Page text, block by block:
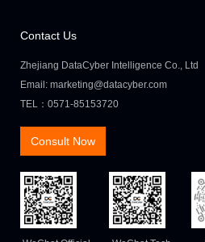
Contact Us
Zhejiang DataCyber Intelligence Co., Ltd
Email: marketing@datacyber.com
TEL：0571-85153720
Consult Now